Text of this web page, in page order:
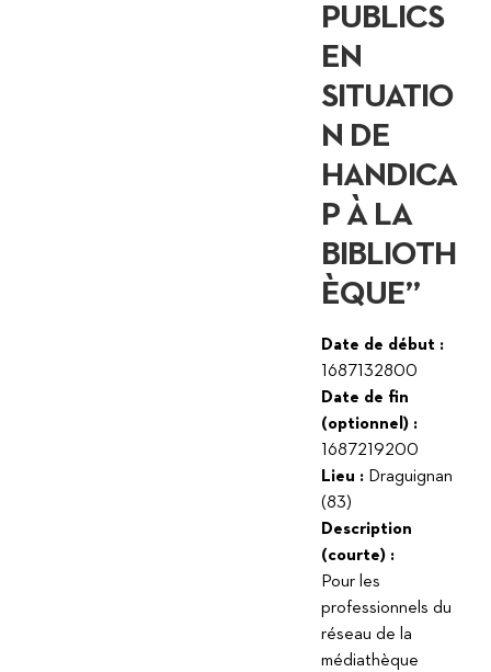
PUBLICS
EN
SITUATIO
N DE
HANDICA
P À LA
BIBLIOTH
ÈQUE”
Date de début :
1687132800
Date de fin
(optionnel) :
1687219200
Lieu :Draguignan
(83)
Description
(courte) :
Pour les
professionnels du
réseau de la
médiathèque